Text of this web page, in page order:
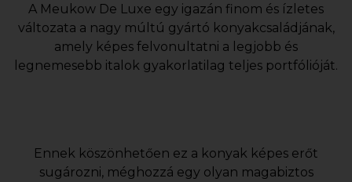
A Meukow De Luxe egy igazán finom és ízletes
változata a nagy múltú gyártó konyakcsaládjának,
amely képes felvonultatni a legjobb és
legnemesebb italok gyakorlatilag teljes portfólióját.
Ennek köszönhetően ez a konyak képes erőt
sugározni, méghozzá egy olyan magabiztos